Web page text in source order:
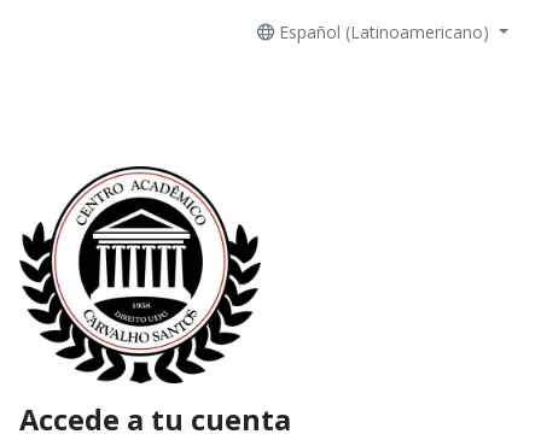
Español (Latinoamericano)
Accede a tu cuenta